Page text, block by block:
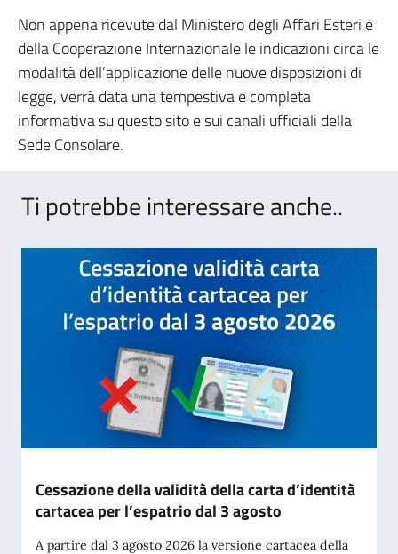
Non appena ricevute dal Ministero degli Affari Esteri e
della Cooperazione Internazionale le indicazioni circa le
modalità dell’applicazione delle nuove disposizioni di
legge, verrà data una tempestiva e completa
informativa su questo sito e sui canali ufficiali della
Sede Consolare.
Ti potrebbe interessare anche..
Cessazione della validità della carta d’identità
cartacea per l’espatrio dal 3 agosto
A partire dal 3 agosto 2026 la versione cartacea della